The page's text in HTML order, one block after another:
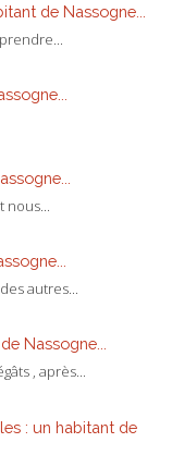
de Nassogne...
nous...
autres...
Nassogne...
, après...
: un habitant de